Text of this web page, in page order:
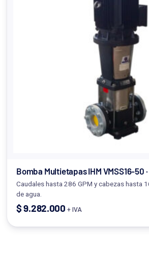
Bomba Multietapas IHM VMSS16-50
Caudales hasta 286 GPM y cabezas hasta
de agua.
$9.282.000 + IVA